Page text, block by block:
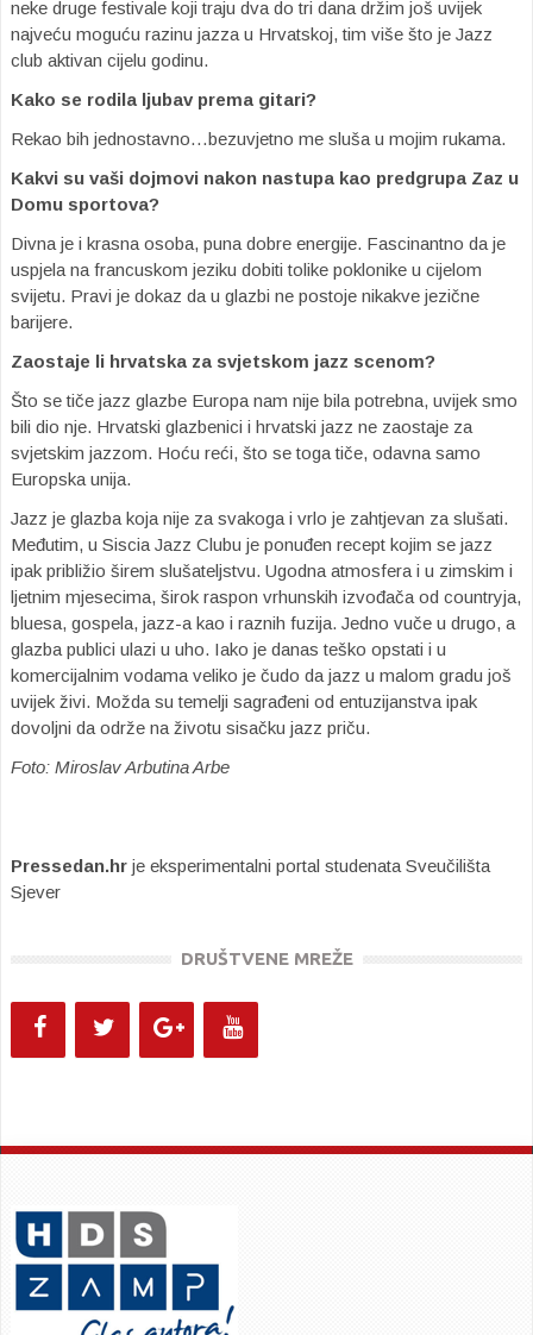
neke druge festivale koji traju dva do tri dana držim još uvijek
najveću moguću razinu jazza u Hrvatskoj, tim više što je Jazz
club aktivan cijelu godinu.
Kako se rodila ljubav prema gitari?
Rekao bih jednostavno…bezuvjetno me sluša u mojim rukama.
Kakvi su vaši dojmovi nakon nastupa kao predgrupa Zaz u
Domu sportova?
Divna je i krasna osoba, puna dobre energije. Fascinantno da je
uspjela na francuskom jeziku dobiti tolike poklonike u cijelom
svijetu. Pravi je dokaz da u glazbi ne postoje nikakve jezične
barijere.
Zaostaje li hrvatska za svjetskom jazz scenom?
Što se tiče jazz glazbe Europa nam nije bila potrebna, uvijek smo
bili dio nje. Hrvatski glazbenici i hrvatski jazz ne zaostaje za
svjetskim jazzom. Hoću reći, što se toga tiče, odavna samo
Europska unija.
Jazz je glazba koja nije za svakoga i vrlo je zahtjevan za slušati.
Međutim, u Siscia Jazz Clubu je ponuđen recept kojim se jazz
ipak približio širem slušateljstvu. Ugodna atmosfera i u zimskim i
ljetnim mjesecima, širok raspon vrhunskih izvođača od countryja,
bluesa, gospela, jazz-a kao i raznih fuzija. Jedno vuče u drugo, a
glazba publici ulazi u uho. Iako je danas teško opstati i u
komercijalnim vodama veliko je čudo da jazz u malom gradu još
uvijek živi. Možda su temelji sagrađeni od entuzijanstva ipak
dovoljni da održe na životu sisačku jazz priču.
Foto: Miroslav Arbutina Arbe
Pressedan.hr je eksperimentalni portal studenata Sveučilišta
Sjever
DRUŠTVENE MREŽE